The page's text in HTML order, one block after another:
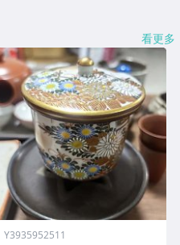
看更多
Y3935952511